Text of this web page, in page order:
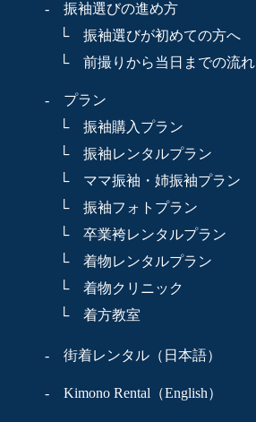
- 振袖選びの進め方
└ 振袖選びが初めての方へ
└ 前撮りから当日までの流れ
- プラン
└ 振袖購入プラン
└ 振袖レンタルプラン
└ ママ振袖・姉振袖プラン
└ 振袖フォトプラン
└ 卒業袴レンタルプラン
└ 着物レンタルプラン
└ 着物クリニック
└ 着方教室
- 街着レンタル（日本語）
- Kimono Rental（English）